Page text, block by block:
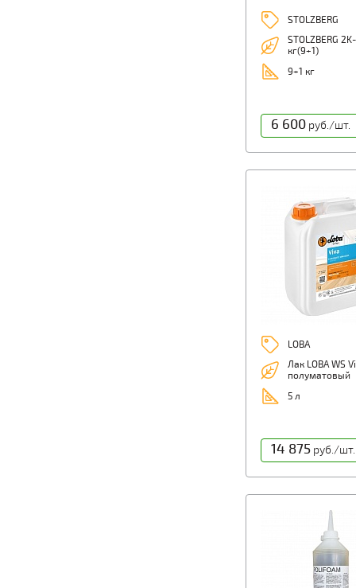
STOLZBERG
STOLZBERG
кг(9+1)
9+1 кг
6 600руб./шт.
LOBA
Лак LOBA WS
полуматовый
5 л
14 875руб./шт.